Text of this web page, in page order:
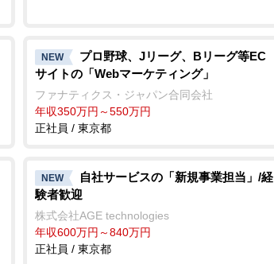
NEW
プロ野球、Jリーグ、Bリーグ等EC
サイトの「Webマーケティング」
ファナティクス・ジャパン合同会社
年収350万円～550万円
正社員 / 東京都
NEW
自社サービスの「新規事業担当」/経
験者歓迎
株式会社AGE technologies
年収600万円～840万円
正社員 / 東京都